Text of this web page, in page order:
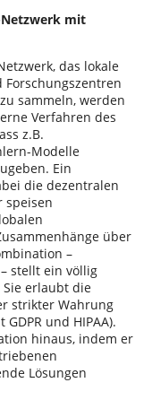
Netzwerk mit
das lokale
sammeln, werden
Verfahren des
z.B.
Modelle
Ein
die dezentralen
speisen
über
–
stellt ein völlig
erlaubt die
strikter Wahrung
und HIPAA​).
hinaus, indem er
Lösungen